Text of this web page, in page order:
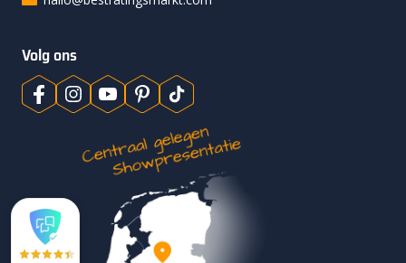
Volg ons